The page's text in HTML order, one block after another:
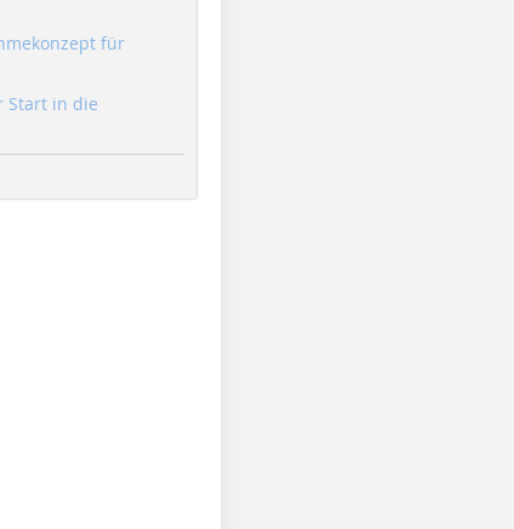
für
Start in die